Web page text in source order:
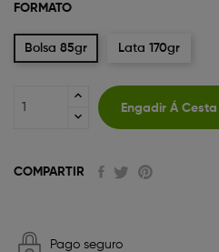
FORMATO
Bolsa 85gr Lata 170gr
Engadir Á Cesta
COMPARTIR
Pago seguro